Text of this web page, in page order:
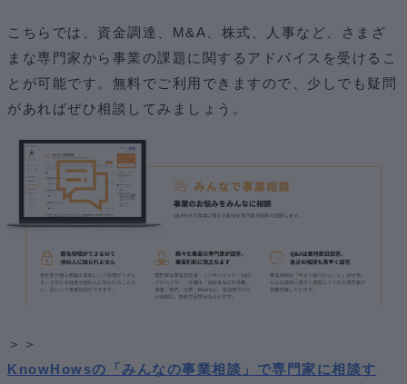
こちらでは、資金調達、M&A、株式、人事など、さまざ
まな専門家から事業の課題に関するアドバイスを受けるこ
とが可能です。無料でご利用できますので、少しでも疑問
があればぜひ相談してみましょう。
＞＞
KnowHowsの「みんなの事業相談」で専門家に相談す